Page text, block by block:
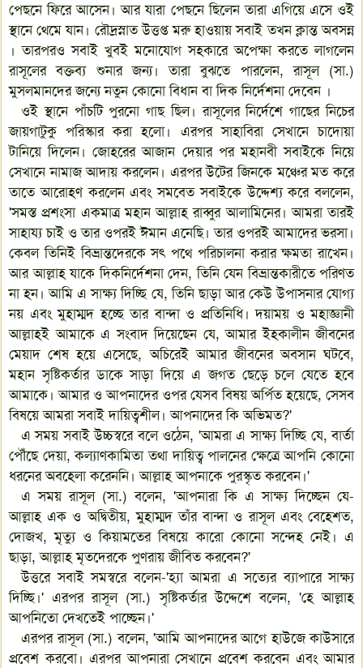
পেছনে ফিরে আসেন। আর যারা পেছনে ছিলেন তারা এগিয়ে এসে ওই
স্থানে থেমে যান। রৌদ্রস্নাত উত্তপ্ত মরু হাওয়ায় সবাই তখন ক্লান্ত অবসন্ন
। তারপরও সবাই খুবই মনোযোগ সহকারে অপেক্ষা করতে লাগলেন
রাসূলের বক্তব্য শুনার জন্য। তারা বুঝতে পারলেন, রাসূল (সা.)
মুসলমানদের জন্যে নতুন কোনো বিধান বা দিক নির্দেশনা দেবেন ।
ওই স্থানে পাঁচটি পুরনো গাছ ছিল। রাসূলের নির্দেশে গাছের নিচের
জায়গাটুকু পরিস্কার করা হলো। এরপর সাহাবিরা সেখানে চাদোয়া
টানিয়ে দিলেন। জোহরের আজান দেয়ার পর মহানবী সবাইকে নিয়ে
সেখানে নামাজ আদায় করলেন। এরপর উটের জিনকে মঞ্চের মত করে
তাতে আরোহণ করলেন এবং সমবেত সবাইকে উদ্দেশ্য করে বললেন,
'সমস্ত প্রশংসা একমাত্র মহান আল্লাহ রাব্বুর আলামিনের। আমরা তারই
সাহায্য চাই ও তার ওপরই ঈমান এনেছি। তার ওপরই আমাদের ভরসা।
কেবল তিনিই বিভ্রান্তদেরকে সৎ পথে পরিচালনা করার ক্ষমতা রাখেন।
আর আল্লাহ যাকে দিকনির্দেশনা দেন, তিনি যেন বিভ্রান্তকারীতে পরিণত
না হন। আমি এ সাক্ষ্য দিচ্ছি যে, তিনি ছাড়া আর কেউ উপাসনার যোগ্য
নয় এবং মুহাম্মদ হচ্ছে তার বান্দা ও প্রতিনিধি। দয়াময় ও মহাজ্ঞানী
আল্লাহই আমাকে এ সংবাদ দিয়েছেন যে, আমার ইহকালীন জীবনের
মেয়াদ শেষ হয়ে এসেছে, অচিরেই আমার জীবনের অবসান ঘটবে,
মহান সৃষ্টিকর্তার ডাকে সাড়া দিয়ে এ জগত ছেড়ে চলে যেতে হবে
আমাকে। আমার ও আপনাদের ওপর যেসব বিষয় অর্পিত হয়েছে, সেসব
বিষয়ে আমরা সবাই দায়িত্বশীল। আপনাদের কি অভিমত?'
এ সময় সবাই উচ্চস্বরে বলে ওঠেন, 'আমরা এ সাক্ষ্য দিচ্ছি যে, বার্তা
পৌঁছে দেয়া, কল্যাণকামিতা তথা দায়িত্ব পালনের ক্ষেত্রে আপনি কোনো
ধরনের অবহেলা করেননি। আল্লাহ আপনাকে পুরস্কৃত করবেন।'
এ সময় রাসূল (সা.) বলেন, 'আপনারা কি এ সাক্ষ্য দিচ্ছেন যে-
আল্লাহ এক ও অদ্বিতীয়, মুহাম্মদ তাঁর বান্দা ও রাসূল এবং বেহেশত,
দোজখ, মৃত্যু ও কিয়ামতের বিষয়ে কারো কোনো সন্দেহ নেই। এ
ছাড়া, আল্লাহ মৃতদেরকে পুণরায় জীবিত করবেন?'
উত্তরে সবাই সমস্বরে বলেন-'হ্যা আমরা এ সত্যের ব্যাপারে সাক্ষ্য
দিচ্ছি।' এরপর রাসূল (সা.) সৃষ্টিকর্তার উদ্দেশে বলেন, 'হে আল্লাহ
আপনিতো দেখতেই পাচ্ছেন।'
এরপর রাসূল (সা.) বলেন, 'আমি আপনাদের আগে হাউজে কাউসারে
প্রবেশ করবো। এরপর আপনারা সেখানে প্রবেশ করবেন এবং আমার